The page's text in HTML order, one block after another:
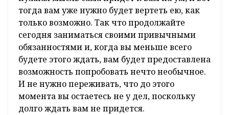
тогда вам уже нужно будет вертеть ею, как
только возможно. Так что продолжайте
сегодня заниматься своими привычными
обязанностями и, когда вы меньше всего
будете этого ждать, вам будет предоставлена
возможность попробовать нечто необычное.
И не нужно переживать, что до этого
момента вы остаетесь не у дел, поскольку
долго ждать вам не придется.